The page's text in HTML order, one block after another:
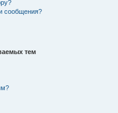
сообщения?
тем